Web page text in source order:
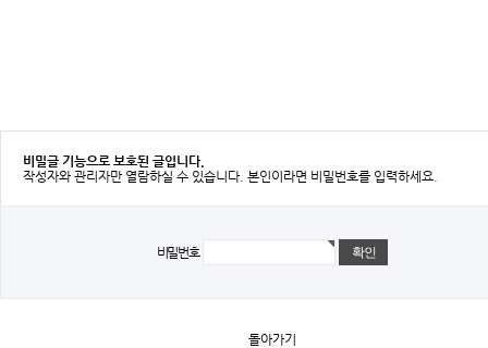
비밀글 기능으로 보호된 글입니다.
작성자와 관리자만 열람하실 수 있습니다. 본인이라면 비밀번호를 입력하세요.
비밀번호
돌아가기